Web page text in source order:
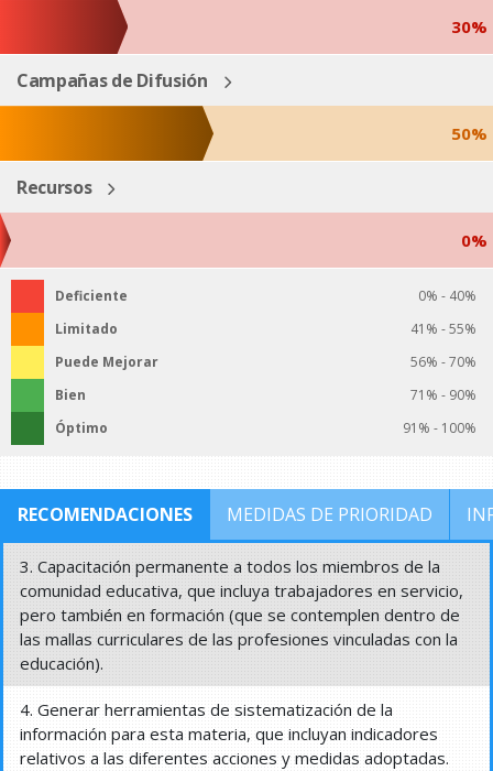
30%
Campañas de Difusión
50%
Recursos
0%
Deficiente
0% - 40%
Limitado
41% - 55%
Puede Mejorar
56% - 70%
Bien
71% - 90%
Óptimo
91% - 100%
RECOMENDACIONES MEDIDAS DE PRIORIDAD
3. Capacitación permanente a todos los miembros de la
comunidad educativa, que incluya trabajadores en servicio,
pero también en formación (que se contemplen dentro de
las mallas curriculares de las profesiones vinculadas con la
educación).
4. Generar herramientas de sistematización de la
información para esta materia, que incluyan indicadores
relativos a las diferentes acciones y medidas adoptadas.